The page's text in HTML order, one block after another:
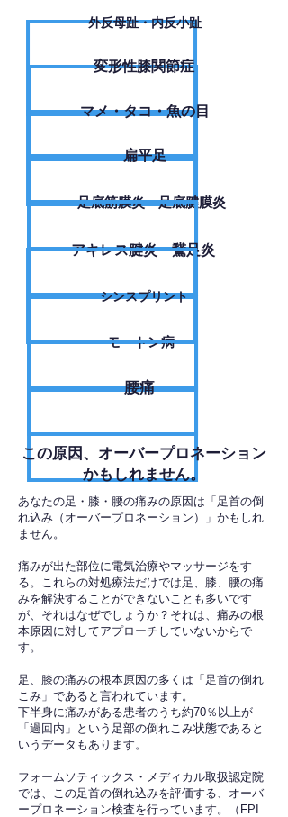
外反母趾・内反小趾
変形性膝関節症
​マメ・タコ・魚の目
扁平足
足底筋膜炎・足底腱膜炎
アキレス腱炎・鵞足炎
シンスプリント
モートン病
腰痛
​この原因、オーバープロネーション
かもしれません。
あなたの足・膝・腰の痛みの原因は「足首の倒
れ込み（オーバープロネーション）」かもしれ
ません。
痛みが出た部位に電気治療やマッサージをす
る。これらの対処療法だけでは足、膝、腰の痛
みを解決することができないことも多いです
が、それはなぜでしょうか？それは、痛みの根
本原因に対してアプローチしていないからで
す。
足、膝の痛みの根本原因の多くは「足首の倒れ
こみ」であると言われています。
下半身に痛みがある患者のうち約70％以上が
「過回内」という足部の倒れこみ状態であると
いうデータもあります。
フォームソティックス・メディカル取扱認定院
では、この足首の倒れ込みを評価する、オーバ
ープロネーション検査を行っています。（FPI